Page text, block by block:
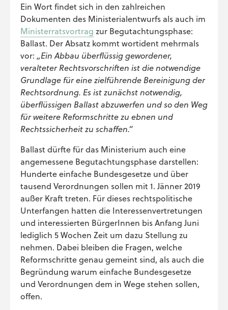
Ein Wort findet sich in den zahlreichen
Dokumenten des Ministerialentwurfs als auch im
Ministerratsvortrag zur Begutachtungsphase:
Ballast. Der Absatz kommt wortident mehrmals
vor: „Ein Abbau überflüssig gewordener,
veralteter Rechtsvorschriften ist die notwendige
Grundlage für eine zielführende Bereinigung der
Rechtsordnung. Es ist zunächst notwendig,
überflüssigen Ballast abzuwerfen und so den Weg
für weitere Reformschritte zu ebnen und
Rechtssicherheit zu schaffen.“
Ballast dürfte für das Ministerium auch eine
angemessene Begutachtungsphase darstellen:
Hunderte einfache Bundesgesetze und über
tausend Verordnungen sollen mit 1. Jänner 2019
außer Kraft treten. Für dieses rechtspolitische
Unterfangen hatten die Interessenvertretungen
und interessierten BürgerInnen bis Anfang Juni
lediglich 5 Wochen Zeit um dazu Stellung zu
nehmen. Dabei bleiben die Fragen, welche
Reformschritte genau gemeint sind, als auch die
Begründung warum einfache Bundesgesetze
und Verordnungen dem in Wege stehen sollen,
offen.